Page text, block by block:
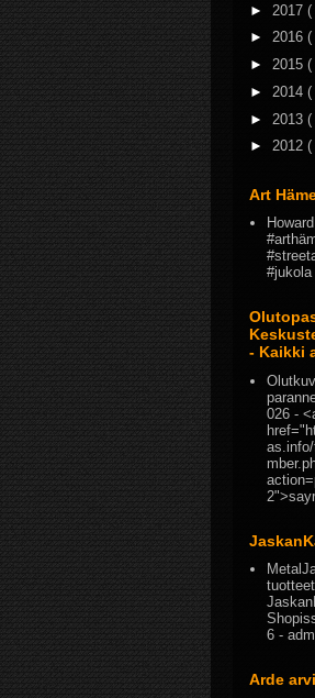
► 2017 (
► 2016 (
► 2015 (
► 2014 (
► 2013 (
► 2012 (
Art
#jukola
- Kaikki
026 -
6 -
Arde